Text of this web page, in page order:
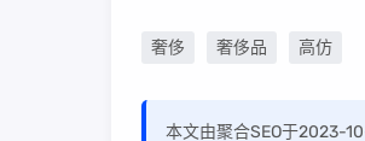
奢侈 奢侈品 高仿
本文由聚合SEO于2023-